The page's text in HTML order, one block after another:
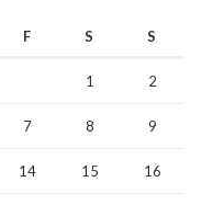
F S S
1 2
7 8 9
14 15 16